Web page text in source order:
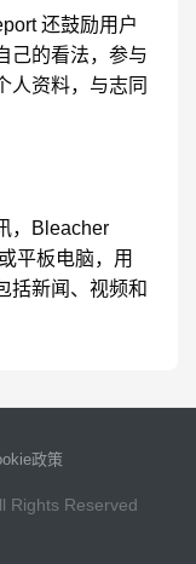
还鼓励用户
己的看法，参与
人资料，与志同
，Bleacher
平板电脑，用
括新闻、视频和
政策
Rights Reserved